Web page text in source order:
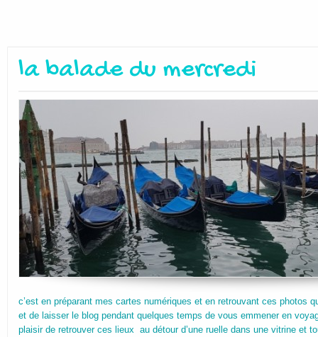
la balade du mercredi
c’est en préparant mes cartes numériques et en retrouvant ces photos
et de laisser le blog pendant quelques temps de vous emmener en
plaisir de retrouver ces lieux au détour d’une ruelle dans une vitrine et